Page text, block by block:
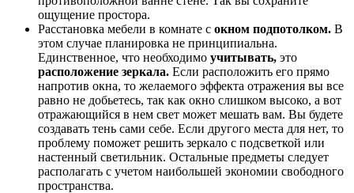
ощущение простора.
Расстановка мебели в комнате с окном подпотолком. В
этом случае планировка не принципиальна.
Единственное, что необходимо учитывать, это
расположение зеркала. Если расположить его прямо
напротив окна, то желаемого эффекта отражения вы все
равно не добьетесь, так как окно слишком высоко, а вот
отражающийся в нем свет может мешать вам. Вы будете
создавать тень сами себе. Если другого места для нет, то
проблему поможет решить зеркало с подсветкой или
настенный светильник. Остальные предметы следует
располагать с учетом наибольшей экономии свободного
пространства.